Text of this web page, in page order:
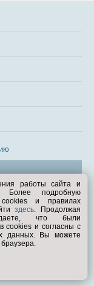
работы сайта и
Более подробную
и правилах
здесь. Продолжая
что были
cookies и согласны с
данных. Вы можете